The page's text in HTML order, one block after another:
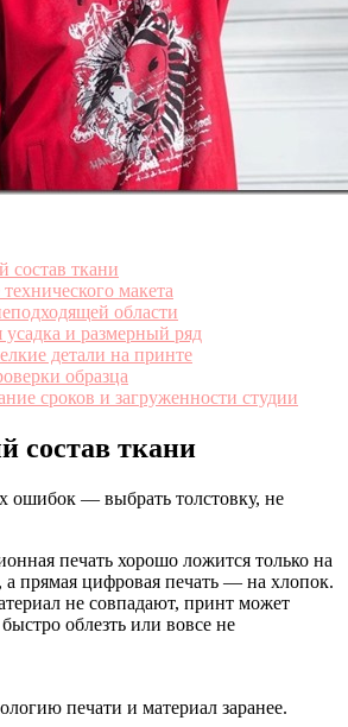
состав ткани
макета
области
усадка и размерный ряд
детали на принте
образца
сроков и загруженности студии
состав ткани
ошибок — выбрать толстовку, не
печать хорошо ложится только на
а прямая цифровая печать — на хлопок.
не совпадают, принт может
облезть или вовсе не
печати и материал заранее.